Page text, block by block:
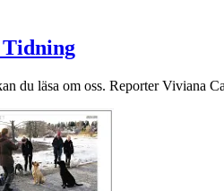
du läsa om oss. Reporter Viviana